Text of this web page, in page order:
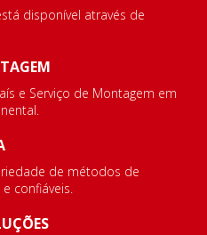
disponível através de
e Serviço de Montagem em
de métodos de
confiáveis.